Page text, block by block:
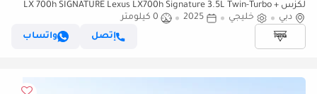
لكزس LX 700h SIGNATURE Lexus LX700h Signature 3.5L Twin-Turbo +
Hybrid V6, Model 2025, Color Green inside Tan
دبي خليجي 2025
0 كيلومتر
إتصل
واتساب